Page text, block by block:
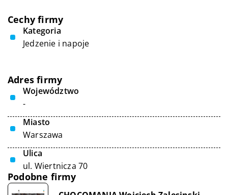
Cechy firmy
Kategoria
Jedzenie i napoje
Adres firmy
Województwo
-
Miasto
Warszawa
Ulica
ul. Wiertnicza 70
Podobne firmy